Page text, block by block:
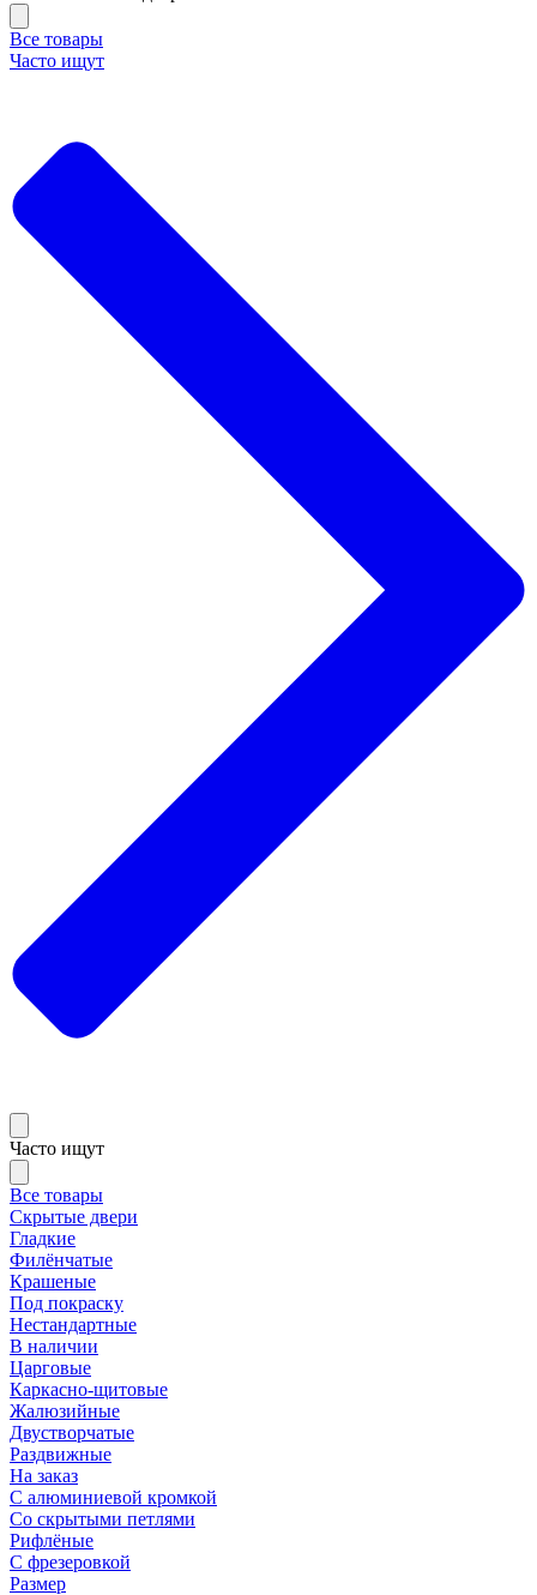
Все товары
Часто ищут
Часто ищут
Все товары
Скрытые двери
Гладкие
Филёнчатые
Крашеные
Под покраску
Нестандартные
В наличии
Царговые
Каркасно-щитовые
Жалюзийные
Двустворчатые
Раздвижные
На заказ
С алюминиевой кромкой
Со скрытыми петлями
Рифлёные
С фрезеровкой
Размер